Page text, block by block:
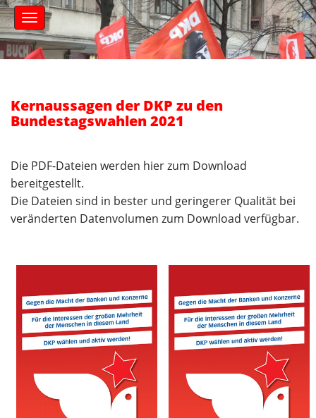
M
a
i
n
u
S
k
i
p
c
o
n
e
Kernaussagen der DKP zu den
Bundestagswahlen 2021
Die PDF-Dateien werden hier zum Download
bereitgestellt.
Die Dateien sind in bester und geringerer Qualität bei
veränderten Datenvolumen zum Download verfügbar.